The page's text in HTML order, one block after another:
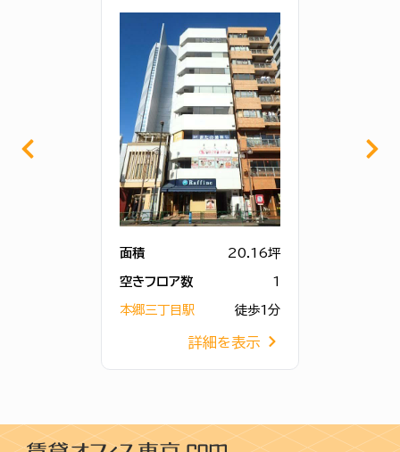
面積 20.16坪
空きフロア数 1
本郷三丁目駅 徒歩1分
詳細を表示